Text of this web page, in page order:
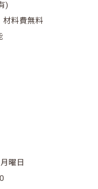
)
料費無料
曜日